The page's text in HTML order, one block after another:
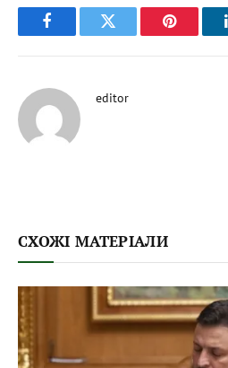
FacebookTwitter Pinterest
editor
СХОЖІ МАТЕРІАЛИ